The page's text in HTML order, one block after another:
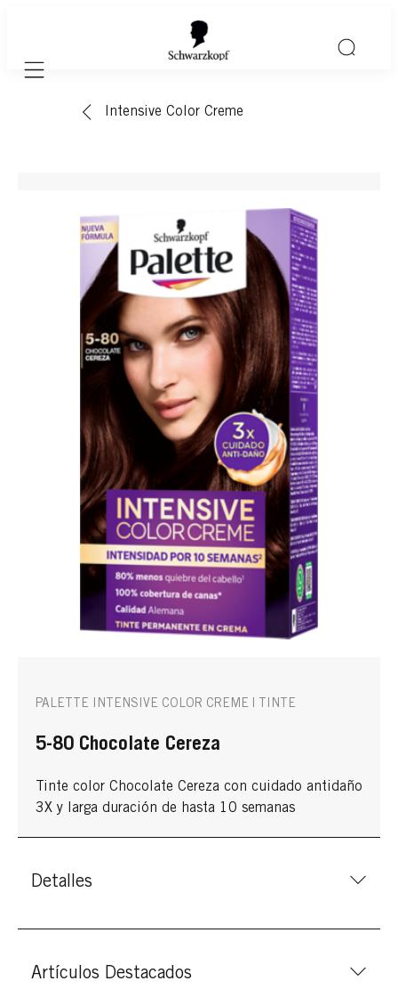
Mobile navigation
Intensive Color Creme
PALETTE INTENSIVE COLOR CREME | TINTE
5-80 Chocolate Cereza
Tinte color Chocolate Cereza con cuidado antidaño
3X y larga duración de hasta 10 semanas
Detalles
Artículos Destacados